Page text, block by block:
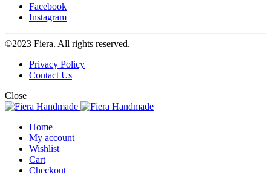
Facebook
Instagram
©2023 Fiera. All rights reserved.
Privacy Policy
Contact Us
Close
Home
My account
Wishlist
Cart
Checkout